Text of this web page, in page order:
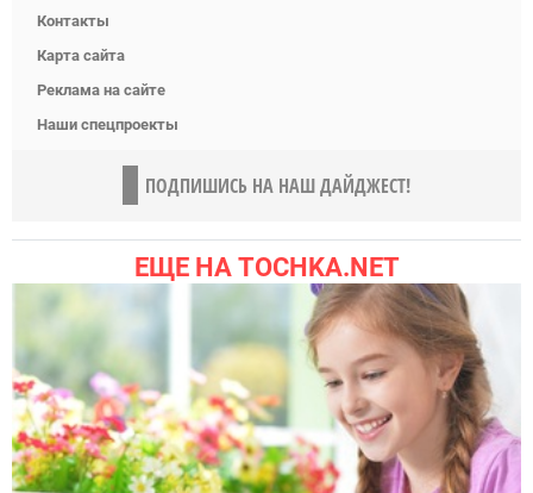
Контакты
Карта сайта
Реклама на сайте
Наши спецпроекты
ПОДПИШИСЬ НА НАШ ДАЙДЖЕСТ!
ЕЩЕ НА TOCHKA.NET